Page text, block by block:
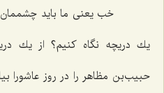
خب یعنی ما باید چشممان
یك دریچه نگاه كنیم؟ از یك
حبیب‌بن مظاهر را در روز عاشورا